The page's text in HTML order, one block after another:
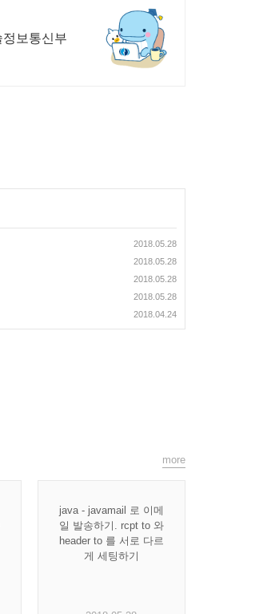
보통신부
2018.05.28
2018.05.28
2018.05.28
2018.05.28
2018.04.24
java - javamail 로 이메
일 발송하기. rcpt to 와
header to 를 서로 다르
게 세팅하기
more